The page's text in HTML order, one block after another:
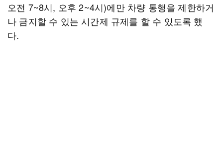
오전 7~8시, 오후 2~4시)에만 차량 통행을 제한하거
나 금지할 수 있는 시간제 규제를 할 수 있도록 했
다.